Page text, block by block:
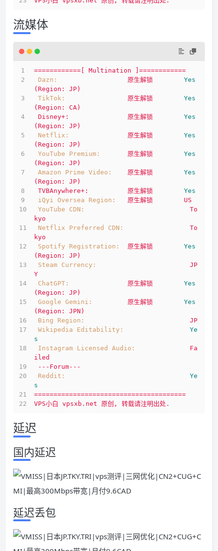
流媒体
============[ Multination
]============
Dazn:
原生解锁
Yes
(Region:
JP)
TikTok:
原生解锁
Yes
(Region:
CA)
Disney+:
原生解锁
Yes
(Region:
JP)
Netflix:
原生解锁
Yes
(Region:
JP)
YouTube Premium:
原生解锁
Yes
(Region:
JP)
Amazon Prime Video:
原生解锁
Yes
(Region:
JP)
TVBAnywhere+:
原生解锁
Yes
iQyi Oversea Region:
原生解锁
US
YouTube CDN:
To
kyo
Netflix Preferred CDN:
To
kyo
Spotify Registration:
原生解锁
Yes
(Region:
JP)
Steam Currency:
JP
Y
ChatGPT:
原生解锁
Yes
(Region:
JP)
Google Gemini:
原生解锁
Yes
(Region:
JPN)
Bing Region:
JP
Wikipedia Editability:
Ye
s
Instagram Licensed Audio:
Fa
iled
---Forum---
Reddit:
Ye
s
=======================================
VPS小白 vpsxb.net 原创, 转载请注明出处.
延迟
国内延迟
延迟丢包